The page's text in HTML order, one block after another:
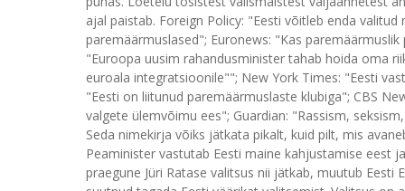
ajal paistab. Foreign Policy: "Eesti võitleb enda
paremäärmuslased"; Euronews: "Kas
"Euroopa uusim rahandusminister tahab hoida oma
euroala integratsioonile""; New York Times: "Eesti
"Eesti on liitunud paremäärmuslaste klubiga"; CBS
valgete ülemvõimu ees"; Guardian: "Rassism,
Seda nimekirja võiks jätkata pikalt, kuid pilt, mis
Peaminister vastutab Eesti maine kahjustamise eest
praegune Jüri Ratase valitsus nii jätkab, muutub